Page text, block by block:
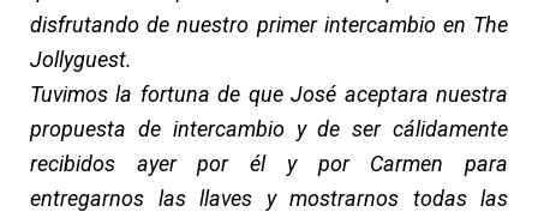
disfrutando de nuestro primer intercambio en The
Jollyguest.
Tuvimos la fortuna de que José aceptara nuestra
propuesta de intercambio y de ser cálidamente
recibidos ayer por él y por Carmen para
entregarnos las llaves y mostrarnos todas las